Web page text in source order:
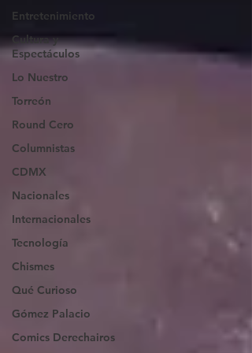
Entretenimiento
Cultura y
Espectáculos
Lo Nuestro
Torreón
Round Cero
Columnistas
CDMX
Nacionales
Internacionales
Tecnología
Chismes
Qué Curioso
Gómez Palacio
Comics Derechairos